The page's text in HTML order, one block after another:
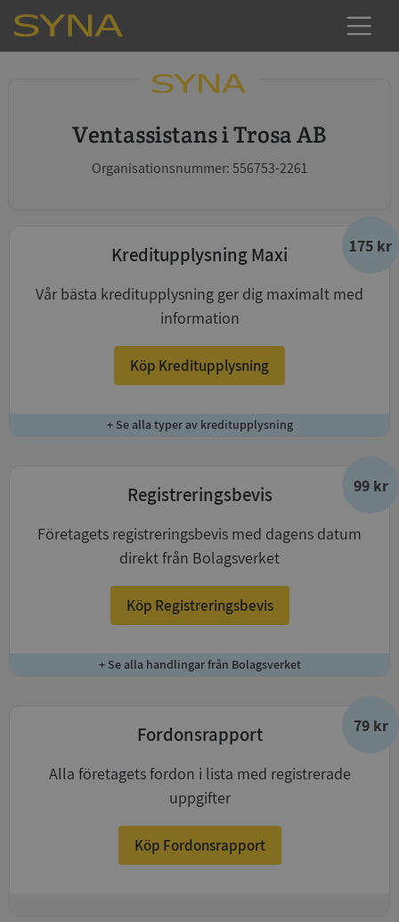
Ventassistans i Trosa AB
Organisationsnummer: 556753-2261
175 kr
Kreditupplysning Maxi
Vår bästa kreditupplysning ger dig maximalt med
information
Köp Kreditupplysning
+ Se alla typer av kreditupplysning
99 kr
Registreringsbevis
Företagets registreringsbevis med dagens datum
direkt från Bolagsverket
Köp Registreringsbevis
+ Se alla handlingar från Bolagsverket
79 kr
Fordonsrapport
Alla företagets fordon i lista med registrerade
uppgifter
Köp Fordonsrapport